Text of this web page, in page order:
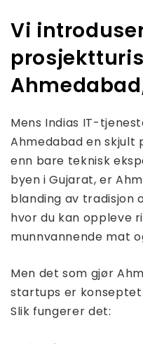
Vi
Mens Indias IT-
Ahmedabad en
enn bare teknisk
byen i Gujarat, er
blanding av tradisjon
hvor du kan oppleve
munnvannende mat
Men det som gjør
startups er
Slik fungerer det: